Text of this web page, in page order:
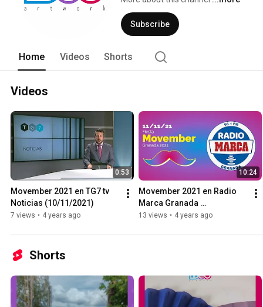
Subscribe
Home Videos Shorts
Videos
0:53
Movember 2021 en TG7 tv
Noticias (10/11/2021)
7 views • 4 years ago
10:24
Movember 2021 en Radio
Marca Granada
(10/11/2021)
13 views • 4 years ago
Shorts